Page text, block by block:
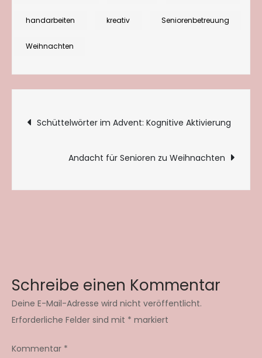
die
Senioren
handarbeiten kreativ Seniorenbetreuung
Weihnachten
Beitragsnavigation
Schüttelwörter im Advent: Kognitive Aktivierung
Andacht für Senioren zu Weihnachten
Schreibe einen Kommentar
Deine E-Mail-Adresse wird nicht veröffentlicht.
Erforderliche Felder sind mit * markiert
Kommentar *